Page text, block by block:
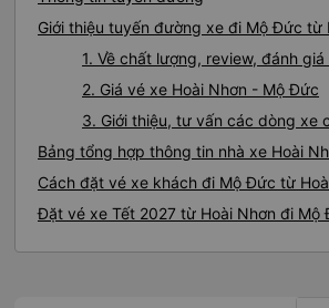
Giới thiệu tuyến đường xe đi Mộ Đức từ
1. Về chất lượng, review, đánh
2. Giá vé xe Hoài Nhơn - Mộ Đức
3. Giới thiệu, tư vấn các dòng xe
Bảng tổng hợp thông tin nhà xe Hoài
Cách đặt vé xe khách đi Mộ Đức từ
Đặt vé xe Tết 2027 từ Hoài Nhơn đi Mộ